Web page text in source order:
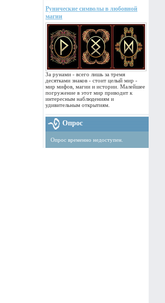
Рунические символы в любовной
магии
За рунами - всего лишь за тремя
десятками знаков - стоит целый мир -
мир мифов, магии и истории. Малейшее
погружение в этот мир приводит к
интересным наблюдениям и
удивительным открытиям.
Опрос
Опрос временно недоступен.